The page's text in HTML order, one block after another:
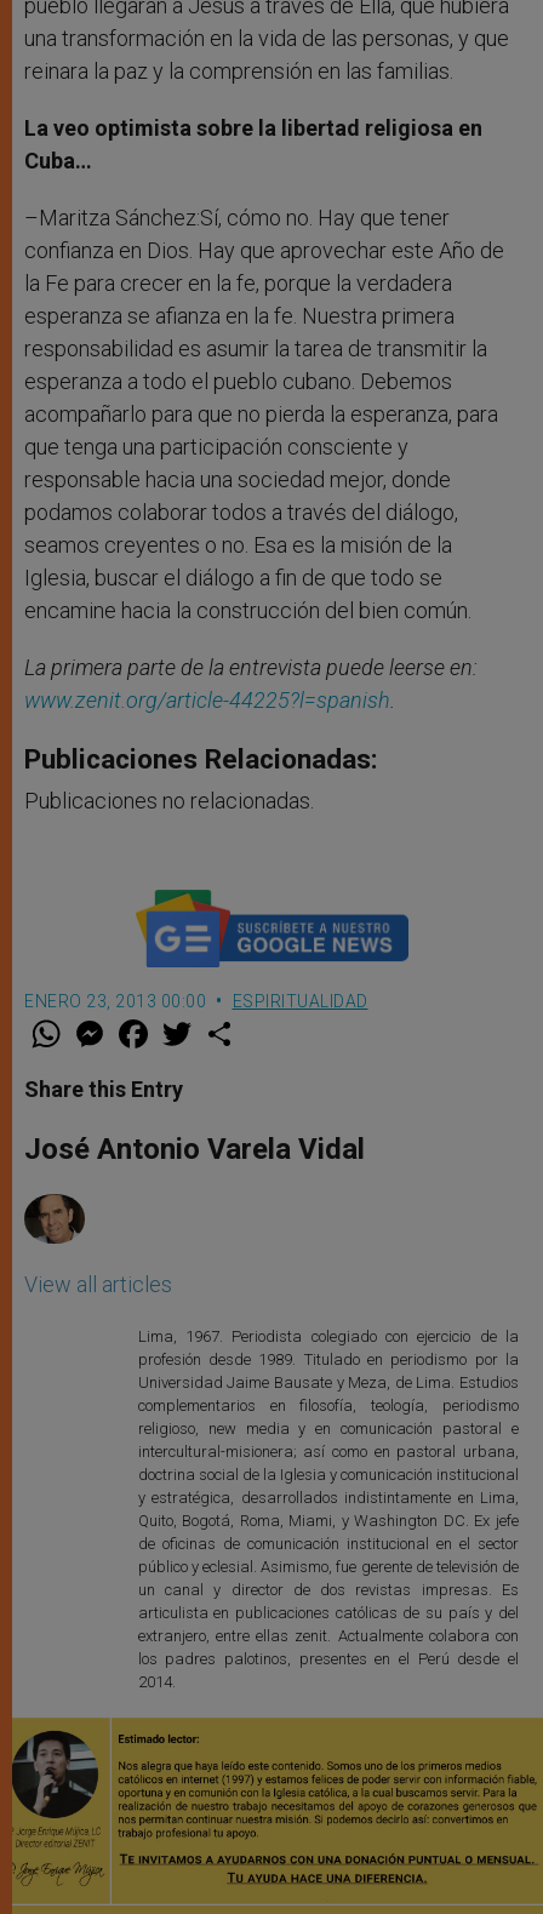
pueblo llegaran a Jesús a través de Ella, que hubiera
una transformación en la vida de las personas, y que
reinara la paz y la comprensión en las familias.
La veo optimista sobre la libertad religiosa en
Cuba…
–Maritza Sánchez:Sí, cómo no. Hay que tener
confianza en Dios. Hay que aprovechar este Año de
la Fe para crecer en la fe, porque la verdadera
esperanza se afianza en la fe. Nuestra primera
responsabilidad es asumir la tarea de transmitir la
esperanza a todo el pueblo cubano. Debemos
acompañarlo para que no pierda la esperanza, para
que tenga una participación consciente y
responsable hacia una sociedad mejor, donde
podamos colaborar todos a través del diálogo,
seamos creyentes o no. Esa es la misión de la
Iglesia, buscar el diálogo a fin de que todo se
encamine hacia la construcción del bien común.
La primera parte de la entrevista puede leerse en:
www.zenit.org/article-44225?l=spanish.
Publicaciones Relacionadas:
Publicaciones no relacionadas.
ENERO 23, 2013 00:00 ESPIRITUALIDAD
W
t
s
p
p
M
e
s
e
g
e
F
a
e
b
o
k
w
r
Share this Entry
José Antonio Varela Vidal
View all articles
Lima, 1967. Periodista colegiado con ejercicio de la
profesión desde 1989. Titulado en periodismo por la
Universidad Jaime Bausate y Meza, de Lima. Estudios
complementarios en filosofía, teología, periodismo
religioso, new media y en comunicación pastoral e
intercultural-misionera; así como en pastoral urbana,
doctrina social de la Iglesia y comunicación institucional
y estratégica, desarrollados indistintamente en Lima,
Quito, Bogotá, Roma, Miami, y Washington DC. Ex jefe
de oficinas de comunicación institucional en el sector
público y eclesial. Asimismo, fue gerente de televisión de
un canal y director de dos revistas impresas. Es
articulista en publicaciones católicas de su país y del
extranjero, entre ellas zenit. Actualmente colabora con
los padres palotinos, presentes en el Perú desde el
2014.